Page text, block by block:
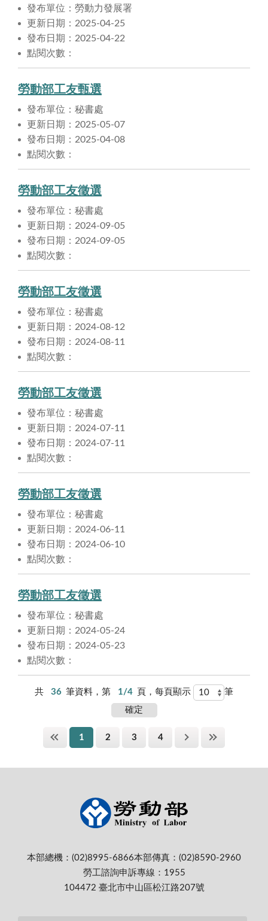
發布單位：勞動力發展署
更新日期：2025-04-25
發布日期：2025-04-22
點閱次數：
勞動部工友甄選
發布單位：秘書處
更新日期：2025-05-07
發布日期：2025-04-08
點閱次數：
勞動部工友徵選
發布單位：秘書處
更新日期：2024-09-05
發布日期：2024-09-05
點閱次數：
勞動部工友徵選
發布單位：秘書處
更新日期：2024-08-12
發布日期：2024-08-11
點閱次數：
勞動部工友徵選
發布單位：秘書處
更新日期：2024-07-11
發布日期：2024-07-11
點閱次數：
勞動部工友徵選
發布單位：秘書處
更新日期：2024-06-11
發布日期：2024-06-10
點閱次數：
勞動部工友徵選
發布單位：秘書處
更新日期：2024-05-24
發布日期：2024-05-23
點閱次數：
共 36 筆資料，第 1/4 頁，每頁顯示 筆
1 2 3 4
本部總機：(02)8995-6866本部傳真：(02)8590-2960
勞工諮詢申訴專線：1955
104472 臺北市中山區松江路207號